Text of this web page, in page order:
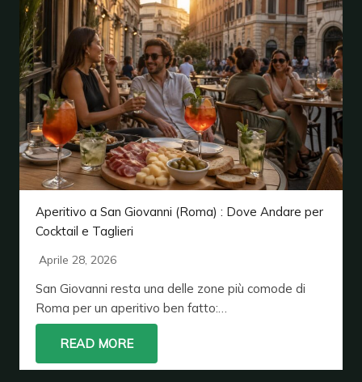
Aperitivo a San Giovanni (Roma) : Dove Andare per
Cocktail e Taglieri
Aprile 28, 2026
San Giovanni resta una delle zone più comode di
Roma per un aperitivo ben fatto:…
READ MORE